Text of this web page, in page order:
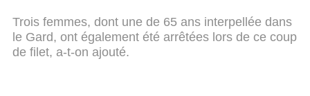
Trois femmes, dont une de 65 ans interpellée dans
le Gard, ont également été arrêtées lors de ce coup
de filet, a-t-on ajouté.